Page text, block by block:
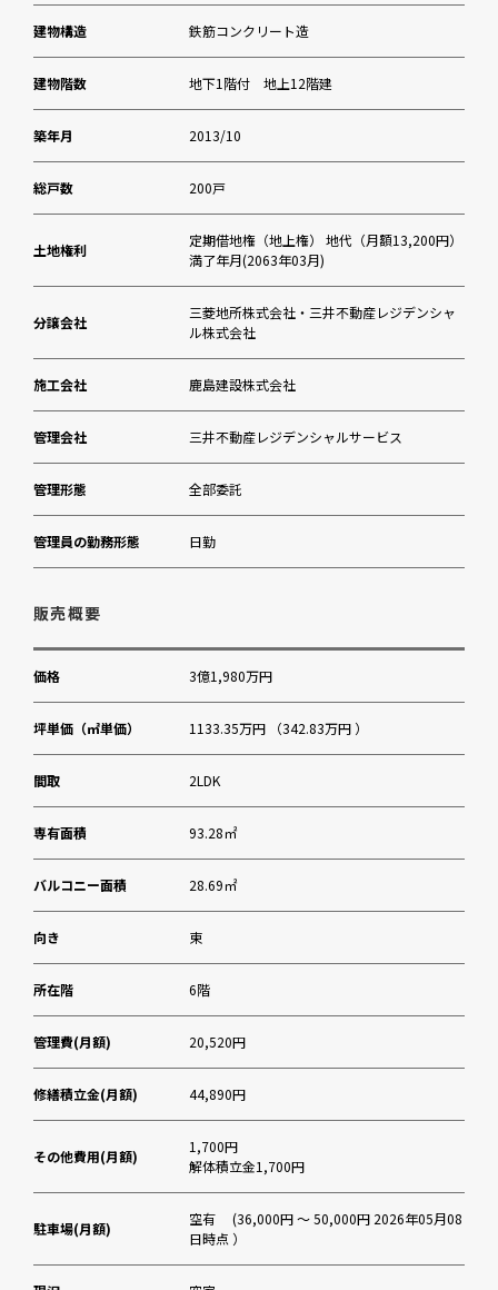
マツモトキヨシ青山店
渋谷区 恵比寿駅前出張所
フィットネスクラブ広尾ガーデンヒルズスタジ
オ
三井住友銀行麻布支店
建物構造 鉄筋コンクリート造
建物階数 地下1階付 地上12階建
築年月 2013/10
総戸数 200戸
土地権利
定期借地権（地上権）
地代（月額13,200円）
満了年月(2063年03月)
分譲会社
三菱地所株式会社・三井不動産レジデンシャ
ル株式会社
施工会社 鹿島建設株式会社
管理会社 三井不動産レジデンシャルサービス
管理形態 全部委託
管理員の勤務形態 日勤
販売概要
価格 3億1,980万円
坪単価（㎡単価） 1133.35万円 （342.83万円 ）
間取 2LDK
専有面積 93.28㎡
バルコニー面積 28.69㎡
向き 東
所在階 6階
管理費(月額) 20,520円
修繕積立金(月額) 44,890円
その他費用(月額)
1,700円
解体積立金1,700円
駐車場(月額)
空有 (36,000円 ～ 50,000円 2026年05月08
日時点 ）